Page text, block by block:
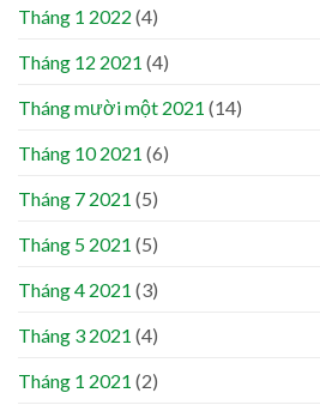
Tháng 1 2022 (4)
Tháng 12 2021 (4)
Tháng mười một 2021 (14)
Tháng 10 2021 (6)
Tháng 7 2021 (5)
Tháng 5 2021 (5)
Tháng 4 2021 (3)
Tháng 3 2021 (4)
Tháng 1 2021 (2)